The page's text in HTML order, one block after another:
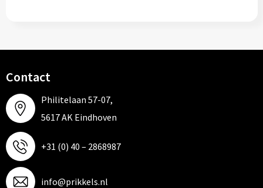
Contact
Philitelaan 57-07,
5617 AK Eindhoven
+31 (0) 40 – 2868987
info@prikkels.nl